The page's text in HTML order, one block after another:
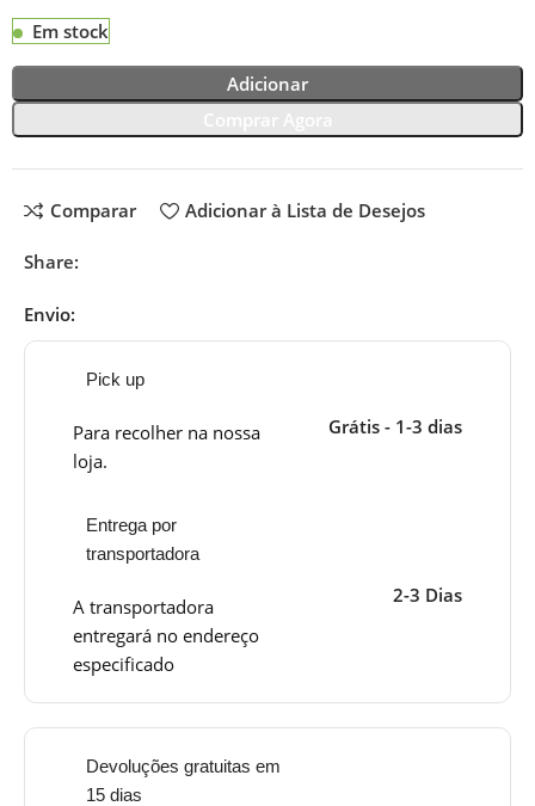
Em stock
Adicionar
Comparar Adicionar à Lista de Desejos
Share:
Envio:
Pick up
Para recolher na nossa
loja.
Grátis - 1-3 dias
Entrega por
transportadora
A transportadora
entregará no endereço
especificado
2-3 Dias
Devoluções gratuitas em
15 dias